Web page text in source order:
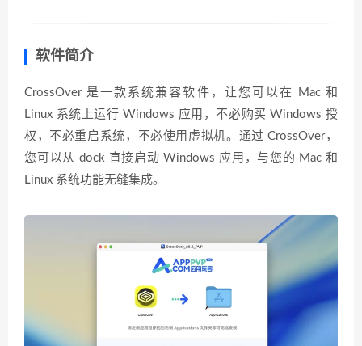
软件简介
CrossOver 是一款系统兼容软件，让您可以在 Mac 和
Linux 系统上运行 Windows 应用，不必购买 Windows 授
权，不必重启系统，不必使用虚拟机。通过 CrossOver，
您可以从 dock 直接启动 Windows 应用，与您的 Mac 和
Linux 系统功能无缝集成。